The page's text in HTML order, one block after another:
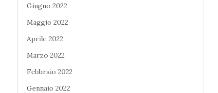
Giugno 2022
Maggio 2022
Aprile 2022
Marzo 2022
Febbraio 2022
Gennaio 2022